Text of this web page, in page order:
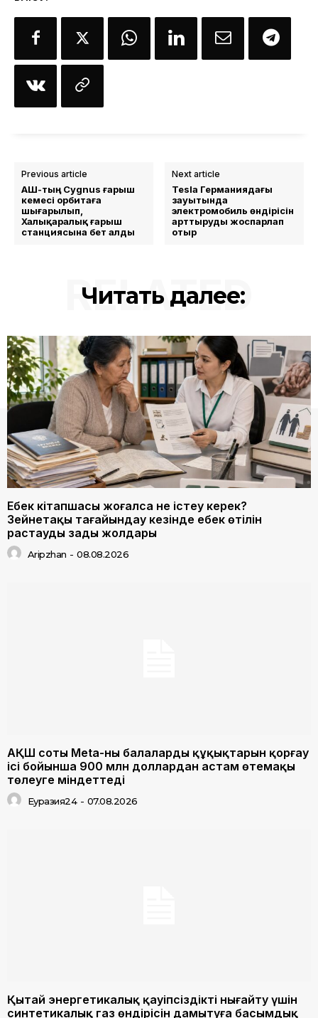
Previous article
АҚШ-тың Cygnus ғарыш
кемесі орбитаға
шығарылып,
Халықаралық ғарыш
станциясына бет алды
Next article
Tesla Германиядағы
зауытында
электромобиль өндірісін
арттыруды жоспарлап
отыр
Читать далее:
RELATED
Еңбек кітапшасы жоғалса не істеу керек?
Зейнетақы тағайындау кезінде еңбек өтілін
растаудың заңды жолдары
Aripzhan - 08.08.2026
АҚШ соты Meta-ны балалардың құқықтарын қорғау
ісі бойынша 900 млн доллардан астам өтемақы
төлеуге міндеттеді
Еуразия24 - 07.08.2026
Қытай энергетикалық қауіпсіздікті нығайту үшін
синтетикалық газ өндірісін дамытуға басымдық